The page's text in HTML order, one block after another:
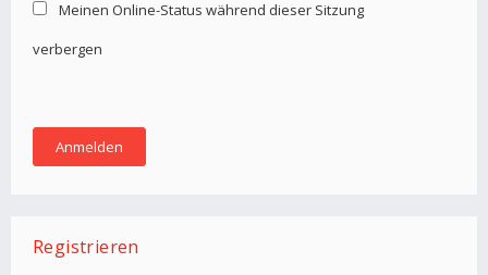
Meinen Online-Status während dieser Sitzung
verbergen
Registrieren